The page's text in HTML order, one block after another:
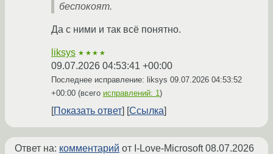
беспокоят.
Да с ними и так всё понятно.
liksys ★★★★
09.07.2026 04:53:41 +00:00
Последнее исправление: liksys 09.07.2026 04:53:52
+00:00 (всего исправлений: 1 )
Показать ответ Ссылка
Ответ на: комментарий от I-Love-Microsoft08.07.2026